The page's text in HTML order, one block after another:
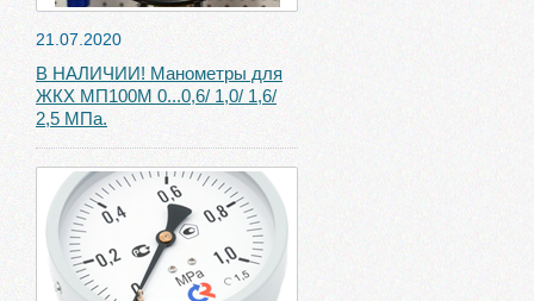
21.07.2020
В НАЛИЧИИ! Манометры для
ЖКХ МП100М 0...0,6/ 1,0/ 1,6/
2,5 МПа.